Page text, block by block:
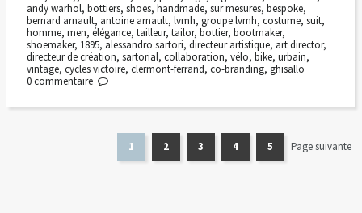
andy warhol, bottiers, shoes, handmade, sur mesures, bespoke,
bernard arnault, antoine arnault, lvmh, groupe lvmh, costume, suit,
homme, men, élégance, tailleur, tailor, bottier, bootmaker,
shoemaker, 1895, alessandro sartori, directeur artistique, art director,
directeur de création, sartorial, collaboration, vélo, bike, urbain,
vintage, cycles victoire, clermont-ferrand, co-branding, ghisallo
0 commentaire
1 2 3 4 5 Page suivante